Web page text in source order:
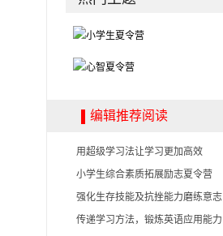
编辑推荐阅读
用超级学习法让学习更加高效
小学生综合素质拓展励志夏令营
强化生存技能及抗挫能力磨练意志
传递学习方法，锻炼英语应用能力